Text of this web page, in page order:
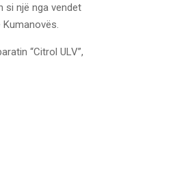
si një nga vendet
“Citrol ULV”,